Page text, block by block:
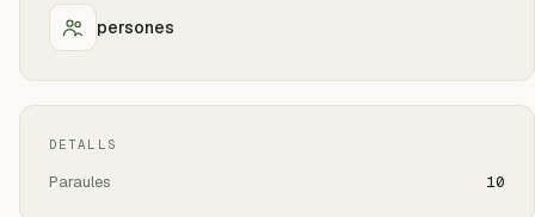
persones
DETALLS
Paraules 10